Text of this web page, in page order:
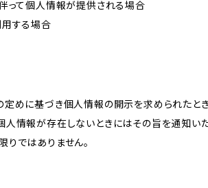
って個人情報が提供される場合
用する場合
定めに基づき個人情報の開示を求められたと
情報が存在しないときにはその旨を通知いた
りではありません。